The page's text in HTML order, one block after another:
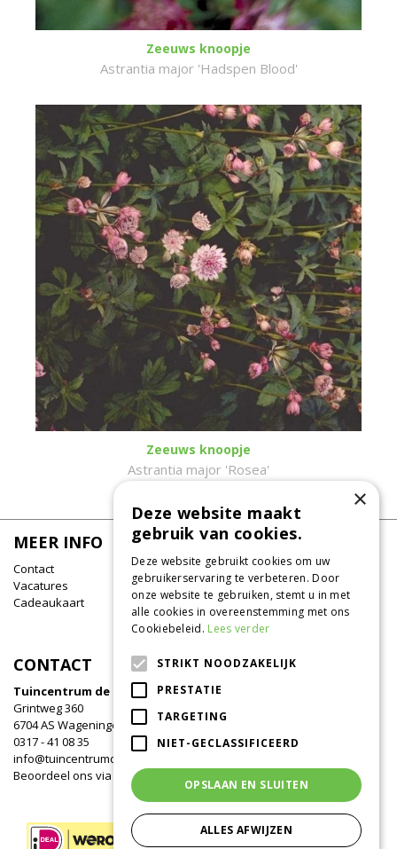
Zeeuws knoopje
Astrantia major 'Hadspen Blood'
Zeeuws knoopje
Astrantia major 'Rosea'
MEER INFO
Contact
Vacatures
Cadeaukaart
CONTACT
Tuincentrum de Oude Tol
Grintweg 360
6704 AS Wageningen
0317 - 41 08 35
info@tuincentrumdeoudetol.nl
Beoordeel ons via
Google
×
Deze website maakt
gebruik van cookies.
Deze website gebruikt cookies om uw
gebruikerservaring te verbeteren. Door
onze website te gebruiken, stemt u in met
alle cookies in overeenstemming met ons
Cookiebeleid. Lees verder
STRIKT NOODZAKELIJK
PRESTATIE
TARGETING
NIET-GECLASSIFICEERD
OPSLAAN EN SLUITEN
ALLES AFWIJZEN